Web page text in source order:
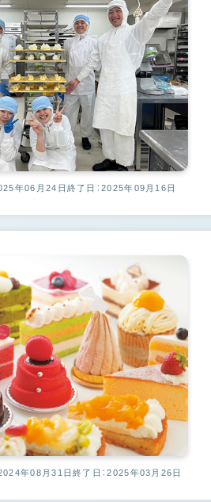
年06月24日 終了日：2025年09月16日
年08月31日終了日：2025年03月26日